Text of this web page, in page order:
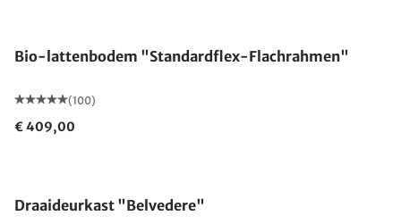
Bio-lattenbodem "Standardflex-Flachrahmen"
(100)
€ 409,00
Draaideurkast "Belvedere"